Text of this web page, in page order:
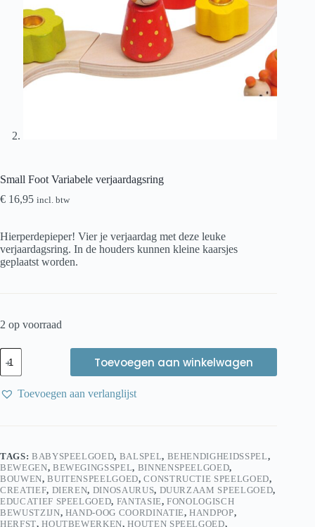
Small Foot Variabele verjaardagsring
€ 16,95 incl. btw
Hierperdepieper! Vier je verjaardag met deze leuke
verjaardagsring. In de houders kunnen kleine kaarsjes
geplaatst worden.
2 op voorraad
Small
Foot
Variabele
verjaardagsring
aantal
Toevoegen aan winkelwagen
Toevoegen aan verlanglijst
TAGS: BABYSPEELGOED, BALSPEL, BEHENDIGHEIDSSPEL,
BEWEGEN, BEWEGINGSSPEL, BINNENSPEELGOED,
BOUWEN,BUITENSPEELGOED,CONSTRUCTIE SPEELGOED,
CREATIEF, DIEREN, DINOSAURUS, DUURZAAM SPEELGOED,
EDUCATIEF SPEELGOED, FANTASIE,FONOLOGISCH
BEWUSTZIJN, HAND-OOG COORDINATIE,HANDPOP,
HERFST,HOUTBEWERKEN,HOUTEN SPEELGOED,